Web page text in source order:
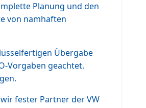
Planung und den
von namhaften
Übergabe
Vorgaben geachtet.
fester Partner der VW